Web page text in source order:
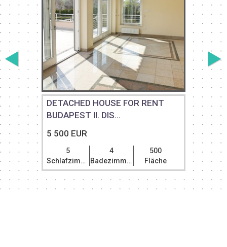
DETACHED HOUSE FOR RENT
BUDAPEST II. DIS...
5 500 EUR
5
Schlafzimmer
4
Badezimmer
500
Fläche